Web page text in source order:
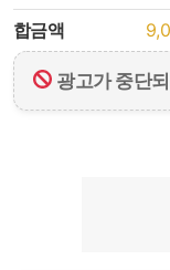
합금액
광고가 중단